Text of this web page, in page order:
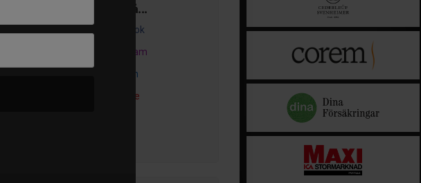
Följ oss på...
Facebook
Instagram
LinkedIn
Youtube